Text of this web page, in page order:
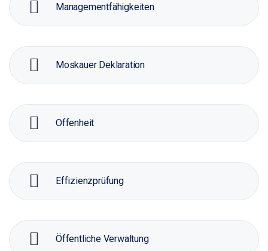
Managementfähigkeiten
Moskauer Deklaration
Offenheit
Effizienzprüfung
Öffentliche Verwaltung